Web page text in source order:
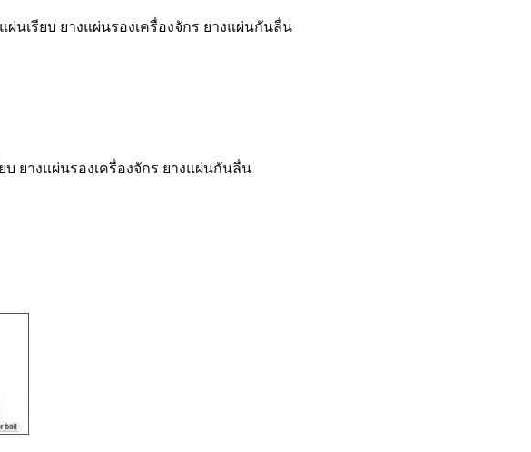
นเรียบ ยางแผ่นรองเครื่องจักร ยางแผ่นกันลื่น
ยางแผ่นรองเครื่องจักร ยางแผ่นกันลื่น